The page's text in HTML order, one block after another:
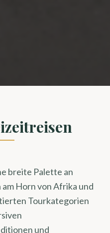
breite Palette an
Horn von Afrika und
Tourkategorien
und